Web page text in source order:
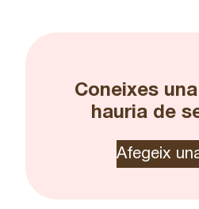
Coneixes
hauria de
Afegeix